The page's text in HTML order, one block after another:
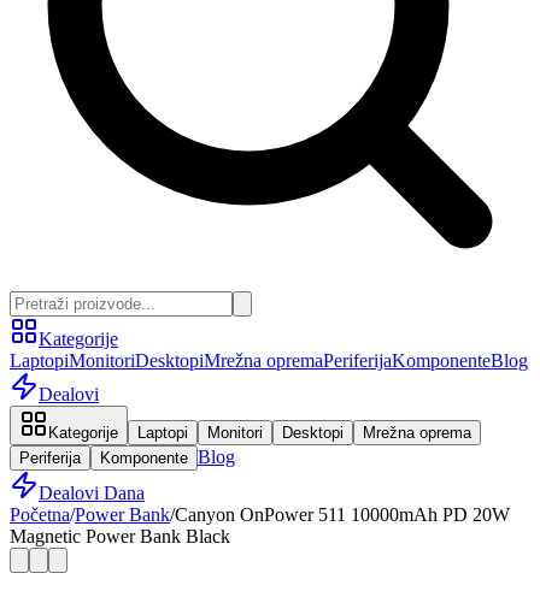
Kategorije
LaptopiMonitoriDesktopiMrežna opremaPeriferijaKomponenteBlog
Dealovi
Kategorije Laptopi Monitori Desktopi
Mrežna oprema
Periferija
Komponente Blog
Dealovi Dana
Početna/Power Bank/Canyon OnPower 511 10000mAh PD 20W
Magnetic Power Bank Black